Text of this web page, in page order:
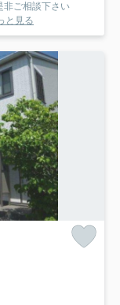
非ご相談下さい
と見る